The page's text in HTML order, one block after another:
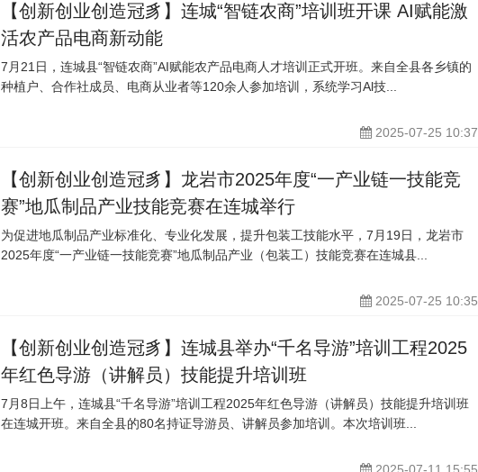
【创新创业创造冠豸】连城“智链农商”培训班开课 AI赋能激
活农产品电商新动能
7月21日，连城县“智链农商”AI赋能农产品电商人才培训正式开班。来自全县各乡镇的
种植户、合作社成员、电商从业者等120余人参加培训，系统学习Al技...
2025-07-25 10:37
【创新创业创造冠豸】龙岩市2025年度“一产业链一技能竞
赛”地瓜制品产业技能竞赛在连城举行
为促进地瓜制品产业标准化、专业化发展，提升包装工技能水平，7月19日，龙岩市
2025年度“一产业链一技能竞赛”地瓜制品产业（包装工）技能竞赛在连城县...
2025-07-25 10:35
【创新创业创造冠豸】连城县举办“千名导游”培训工程2025
年红色导游（讲解员）技能提升培训班
7月8日上午，连城县“千名导游”培训工程2025年红色导游（讲解员）技能提升培训班
在连城开班。来自全县的80名持证导游员、讲解员参加培训。本次培训班...